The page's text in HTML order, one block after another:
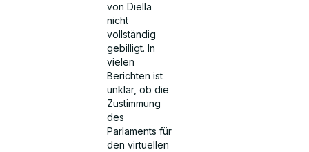
von Diella
nicht
vollständig
gebilligt. In
vielen
Berichten ist
unklar, ob die
Zustimmung
des
Parlaments für
den virtuellen